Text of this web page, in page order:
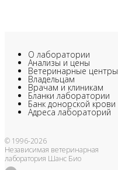
О лаборатории
Анализы и цены
Ветеринарные центры
Владельцам
Врачам и клиникам
Бланки лаборатории
Банк донорской крови
Адреса лабораторий
© 1996-2026
Независимая ветеринарная
лаборатория Шанс Био